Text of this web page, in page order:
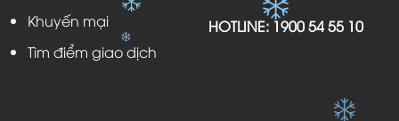
Khuyến mại
Tìm điểm giao dịch
HOTLINE: 1900 54 55 10